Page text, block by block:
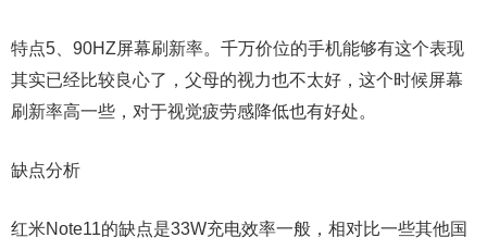
特点5、90HZ屏幕刷新率。千万价位的手机能够有这个表现
其实已经比较良心了，父母的视力也不太好，这个时候屏幕
刷新率高一些，对于视觉疲劳感降低也有好处。
缺点分析
红米Note11的缺点是33W充电效率一般，相对比一些其他国